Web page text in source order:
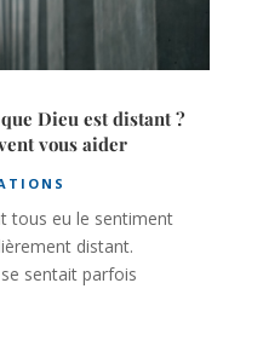
Dieu est distant ?
vous aider
tous eu le sentiment
distant.
sentait parfois